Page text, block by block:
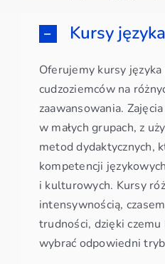
Kursy
Oferujemy kursy
cudzoziemców na
zaawansowania.
w małych grupach, z
metod dydaktycznych,
kompetencji
i kulturowych. Kursy
intensywnością,
trudności, dzięki czemu
wybrać odpowiedni